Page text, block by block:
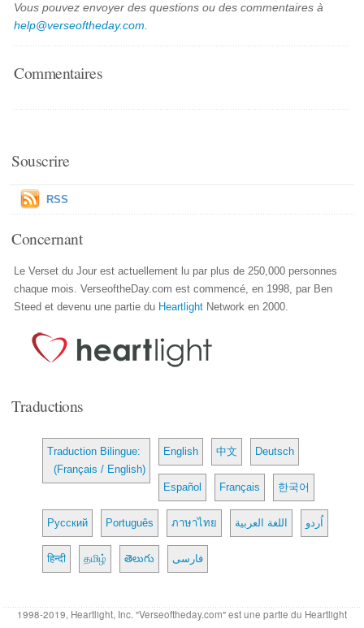
Vous pouvez envoyer des questions ou des commentaires à
help@verseoftheday.com
Commentaires
Souscrire
RSS
Concernant
Le Verset du Jour est actuellement lu par plus de 250,000 personnes
chaque mois. VerseoftheDay.com est commencé, en 1998, par Ben
Steed et devenu une partie du Heartlight Network en 2000.
Traductions
Traduction Bilingue:
(Français / English)
English 中文 Deutsch
Español Français 한국어
Русский Português ภาษาไทย اللغة العربية اُردو
हिन्दी தமிழ் తెలుగు فارسی
1998-2019, Heartlight, Inc. "Verseoftheday.com" est une partie du Heartlight